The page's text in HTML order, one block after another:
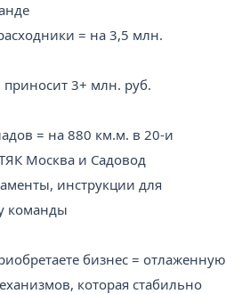
= на 3,5 млн.
приносит 3+ млн. руб.
= на 880 км.м. в 20-и
Москва и Садовод
инструкции для
команды
бизнес = отлаженную
которая стабильно